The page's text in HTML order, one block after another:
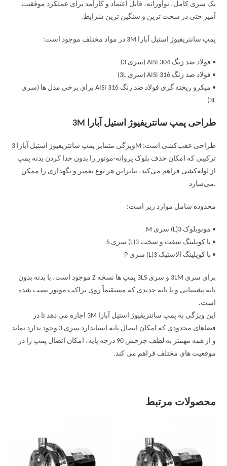
یک سری کامل، نوآورانه، قابل اعتماد و کارآمد برای عملکرد موفقیت
آمیز حتی در سخت ترین و سنگین ترین شرایط.
پمپ سانتریفیوژ استیل آبارا 3M در مواد مختلف موجود است:
• فولاد ضد زنگ AISI 304 (سری 3)
• فولاد ضد زنگ AISI 316 (سری 3L)
• میکرو ریخته گری فولاد ضد زنگ AISI 316 برای برخی مدل ها (سری
3L)
طراحی پمپ سانتریفیوژ استیل آبارا 3M
ویژگی متمایز پمپ سانتریفیوژ استیل آبارا 3M طراحی عقب‌کشی است:
ترکیبی که امکان حذف بلوک پروانه-موتور را بدون جدا کردن بدنه پمپ
از لوله‌کشی فراهم می‌کند، بنابراین هر نوع تعمیر و نگهداری را ممکن
می‌سازد.
محدوده شامل موارد زیر است:
• مونوبلوک 3(L) سری M
• با کوپلینگ سفت و سخت 3(L) سری S
• با کوپلینگ الاستیک 3(L) سری P
برای سری 3LM و سری 3LS پمپ ها نسخه Z موجود است، با بدنه بدون
پایه پشتیبانی و با پایه جدیدی که مستقیماً روی براکت موتور نصب شده
است.
این ویژگی به پمپ سانتریفیوژ استیل آبارا 3M اجازه می دهد تا در
فضاهای محدودی که امکان اتصال پایه استاندارد سری 3 وجود ندارد بماند
و از همه مهمتر به لطف چرخش 90 درجه پایه، امکان اتصال پمپ را در
موقعیت های مختلف فراهم می کند.
محصولات مرتبط